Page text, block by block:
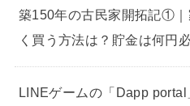
築150年の古民家開拓記①
く買う方法は？貯金は何円
LINEゲームの「Dapp portal